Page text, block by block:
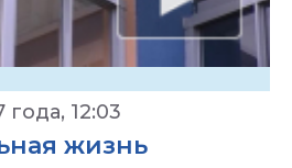
года, 12:03
жизнь